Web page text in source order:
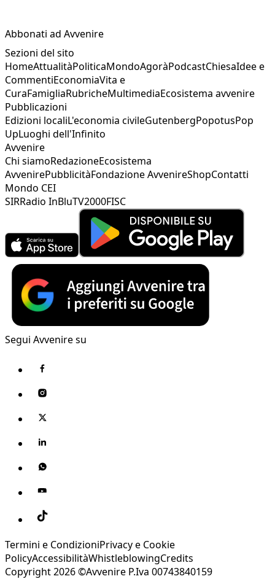
Abbonati ad Avvenire
Sezioni del sito
HomeAttualitàPoliticaMondoAgoràPodcastChiesaIdee e
CommentiEconomiaVita e
CuraFamigliaRubricheMultimediaEcosistema avvenire
Pubblicazioni
Edizioni localiL'economia civileGutenbergPopotusPop
UpLuoghi dell'Infinito
Avvenire
Chi siamoRedazioneEcosistema
AvvenirePubblicitàFondazione AvvenireShopContatti
Mondo CEI
SIRRadio InBluTV2000FISC
Segui Avvenire su
Termini e CondizioniPrivacy e Cookie
PolicyAccessibilitàWhistleblowingCredits
Copyright 2026 ©Avvenire P.Iva 00743840159